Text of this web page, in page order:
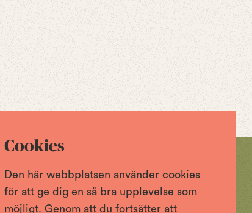
Cookies
Den här webbplatsen använder cookies
för att ge dig en så bra upplevelse som
möjligt. Genom att du fortsätter att